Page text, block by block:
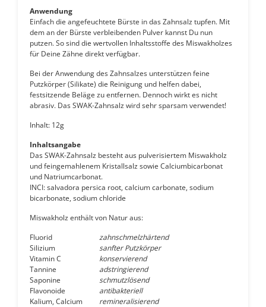
Anwendung
Einfach die angefeuchtete Bürste in das Zahnsalz tupfen. Mit
dem an der Bürste verbleibenden Pulver kannst Du nun
putzen. So sind die wertvollen Inhaltsstoffe des Miswakholzes
für Deine Zähne direkt verfügbar.
Bei der Anwendung des Zahnsalzes unterstützen feine
Putzkörper (Silikate) die Reinigung und helfen dabei,
festsitzende Beläge zu entfernen. Dennoch wirkt es nicht
abrasiv. Das SWAK-Zahnsalz wird sehr sparsam verwendet!
Inhalt: 12g
Inhaltsangabe
Das SWAK-Zahnsalz besteht aus pulverisiertem Miswakholz
und feingemahlenem Kristallsalz sowie Calciumbicarbonat
und Natriumcarbonat.
INCI: salvadora persica root, calcium carbonate, sodium
bicarbonate, sodium chloride
Miswakholz enthält von Natur aus:
Fluorid
zahnschmelzhärtend
Silizium
sanfter Putzkörper
Vitamin C
konservierend
Tannine
adstringierend
Saponine
schmutzlösend
Flavonoide
antibakteriell
Kalium, Calcium
remineralisierend